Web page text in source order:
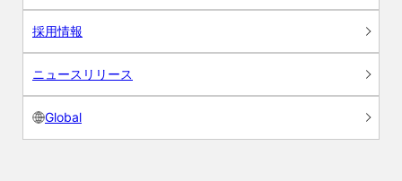
採用情報
ニュースリリース
Global